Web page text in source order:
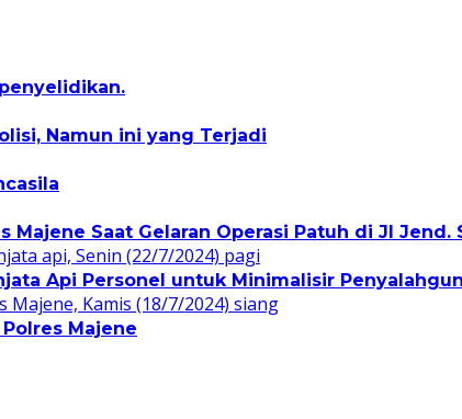
Namun ini yang Terjadi
Saat Gelaran Operasi Patuh di Jl Jend.
Api Personel untuk Minimalisir
Majene